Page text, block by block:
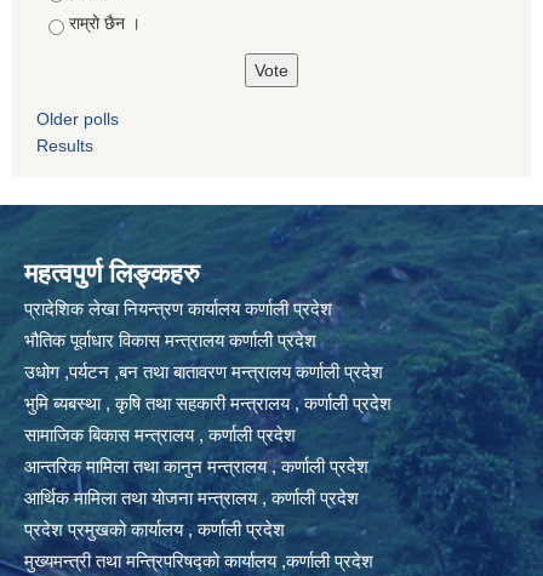
राम्रो छैन ।
Older polls
Results
महत्वपुर्ण लिङ्कहरु
प्रादेशिक लेखा नियन्त्रण कार्यालय कर्णाली प्रदेश
भौतिक पूर्वाधार विकास मन्त्रालय कर्णाली प्रदेश
उधोग ,पर्यटन ,बन तथा बातावरण मन्त्रालय कर्णाली प्रदेश
भुमि ब्यबस्था , कृषि तथा सहकारी मन्त्रालय , कर्णाली प्रदेश
सामाजिक बिकास मन्त्रालय , कर्णाली प्रदेश
आन्तरिक मामिला तथा कानुन मन्त्रालय , कर्णाली प्रदेश
आर्थिक मामिला तथा योजना मन्त्रालय , कर्णाली प्रदेश
प्रदेश प्रमुखको कार्यालय , कर्णाली प्रदेश
मुख्यमन्त्री तथा मन्त्रिपरिषद्को कार्यालय ,कर्णाली प्रदेश